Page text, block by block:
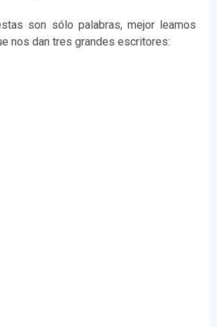
son sólo palabras, mejor leamos
nos dan tres grandes escritores: